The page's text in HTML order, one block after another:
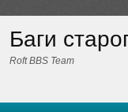
Баги
Roft BBS Team